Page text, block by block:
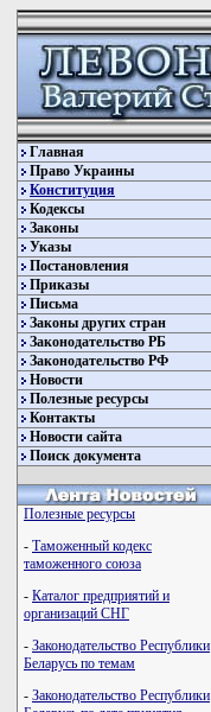
Главная
Право Украины
Конституция
Кодексы
Законы
Указы
Постановления
Приказы
Письма
Законы других стран
Законодательство РБ
Законодательство РФ
Новости
Полезные ресурсы
Контакты
Новости сайта
Поиск документа
Полезные ресурсы
- Таможенный кодекс
таможенного союза
- Каталог предприятий и
организаций СНГ
- Законодательство Республики
Беларусь по темам
- Законодательство Республики